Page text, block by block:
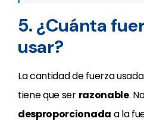
5. ¿Cuánta
usar?
La cantidad de fuerza
tiene que ser razonable.
desproporcionada a la